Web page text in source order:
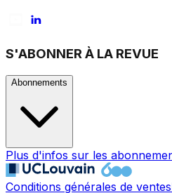
S'ABONNER À LA REVUE
Abonnements
Plus d'infos sur les
Conditions générales de ventes